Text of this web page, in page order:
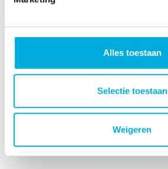
Alles toestaan
Selectie toestaan
Weigeren
Meer informatie?
Operationeel Manager
john.heere@batenburg.nl